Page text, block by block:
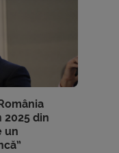
2025 din
un